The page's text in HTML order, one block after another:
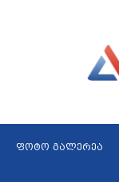
ფოტო გალერეა